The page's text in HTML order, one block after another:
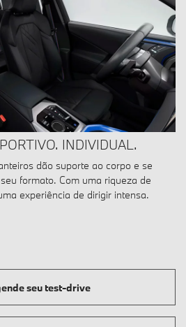
INDIVIDUAL.
dão suporte ao corpo e se
formato. Com uma riqueza de
experiência de dirigir intensa.
seu test-drive